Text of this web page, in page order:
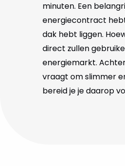
minuten. Een
energiecontract
dak hebt liggen.
direct zullen
energiemarkt.
vraagt om slimmer
bereid je je daarop